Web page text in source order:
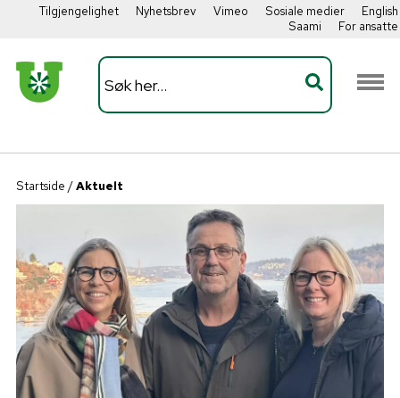
Tilgjengelighet Nyhetsbrev Vimeo Sosiale medier
English
Saami
For ansatte
Startside /Aktuelt